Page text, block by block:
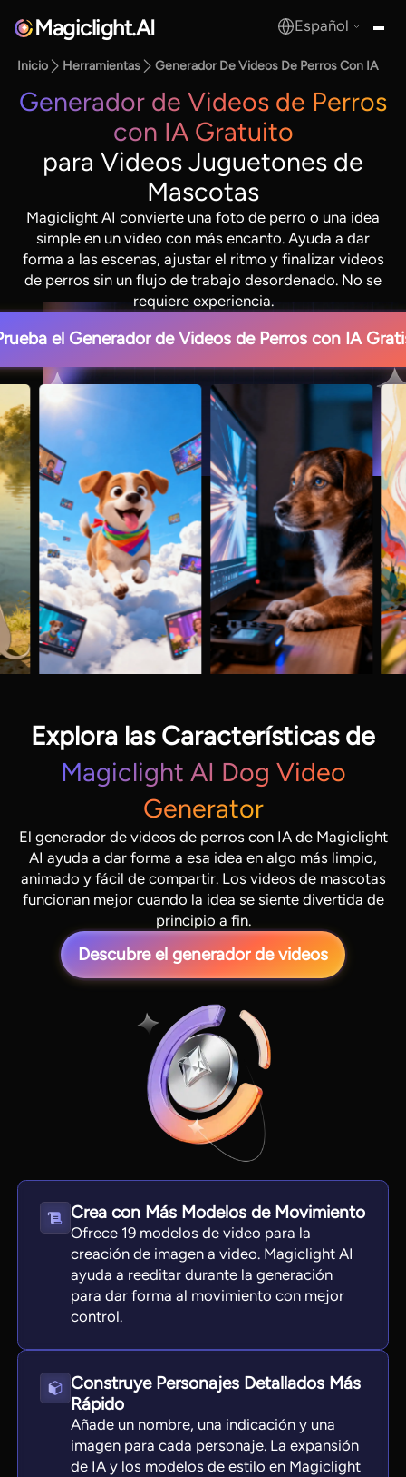
Magiclight.AI
View all tools
Español
Inicio Herramientas Generador De Videos De Perros Con IA
Generador de Videos de Perros
con IA Gratuito
para Videos Juguetones de
Mascotas
Magiclight AI convierte una foto de perro o una idea
simple en un video con más encanto. Ayuda a dar
forma a las escenas, ajustar el ritmo y finalizar videos
de perros sin un flujo de trabajo desordenado. No se
requiere experiencia.
el Generador de Videos de Perros con IA
Explora las Características de
Magiclight AI Dog Video
Generator
El generador de videos de perros con IA de Magiclight
AI ayuda a dar forma a esa idea en algo más limpio,
animado y fácil de compartir. Los videos de mascotas
funcionan mejor cuando la idea se siente divertida de
principio a fin.
Descubre el generador de videos
Crea con Más Modelos de Movimiento
Ofrece 19 modelos de video para la
creación de imagen a video. Magiclight AI
ayuda a reeditar durante la generación
para dar forma al movimiento con mejor
control.
Construye Personajes Detallados Más
Rápido
Añade un nombre, una indicación y una
imagen para cada personaje. La expansión
de IA y los modelos de estilo en Magiclight